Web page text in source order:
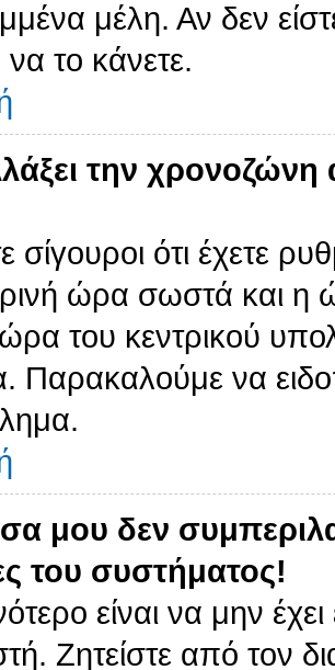
μέλη. Αν δεν
να το κάνετε.
την χρονοζώνη
σίγουροι ότι έχετε
ώρα σωστά και η
ώρα του κεντρικού
Παρακαλούμε να
μου δεν
του συστήματος!
είναι να μην
Ζητείστε από τον